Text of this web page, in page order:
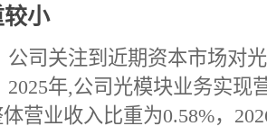
小
公司关注到近期资本市场对
2025年,公司光模块业务实现
营业收入比重为0.58%，